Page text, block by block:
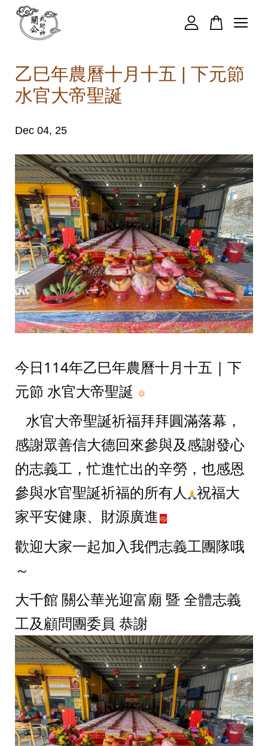
乙巳年農曆十月十五 | 下元節
水官大帝聖誕
Dec 04, 25
今日114年乙巳年農曆十月十五 | 下
元節 水官大帝聖誕
水官大帝聖誕祈福拜拜圓滿落幕，
感謝眾善信大德回來參與及感謝發心
的志義工，忙進忙出的辛勞，也感恩
參與水官聖誕祈福的所有人
祝福大
家平安健康、財源廣進
歡迎大家一起加入我們志義工團隊哦
～
大千館 關公華光迎富廟 暨 全體志義
工及顧問團委員 恭謝
繼續購物